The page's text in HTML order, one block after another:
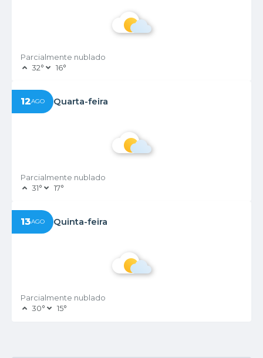
Parcialmente nublado
32°
16°
Quarta-feira
12AGO
Parcialmente nublado
31°
17°
Quinta-feira
13AGO
Parcialmente nublado
30°
15°